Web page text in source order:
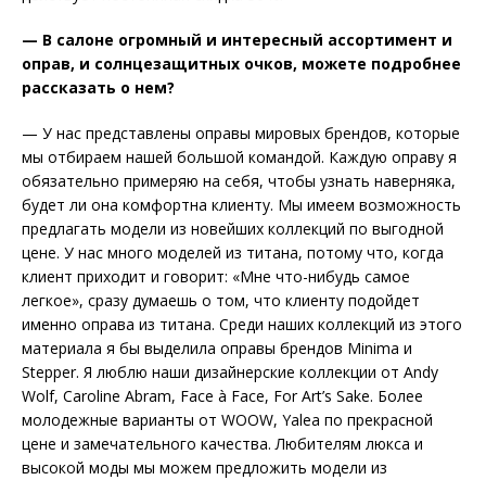
— В салоне огромный и интересный ассортимент и
оправ, и солнцезащитных очков, можете подробнее
рассказать о нем?
— У нас представлены оправы мировых брендов, которые
мы отбираем нашей большой командой. Каждую оправу я
обязательно примеряю на себя, чтобы узнать наверняка,
будет ли она комфортна клиенту. Мы имеем возможность
предлагать модели из новейших коллекций по выгодной
цене. У нас много моделей из титана, потому что, когда
клиент приходит и говорит: «Мне что-нибудь самое
легкое», сразу думаешь о том, что клиенту подойдет
именно оправа из титана. Среди наших коллекций из этого
материала я бы выделила оправы брендов Minima и
Stepper. Я люблю наши дизайнерские коллекции от Andy
Wolf, Caroline Abram, Face à Face, For Art’s Sake. Более
молодежные варианты от WOOW, Yalea по прекрасной
цене и замечательного качества. Любителям люкса и
высокой моды мы можем предложить модели из